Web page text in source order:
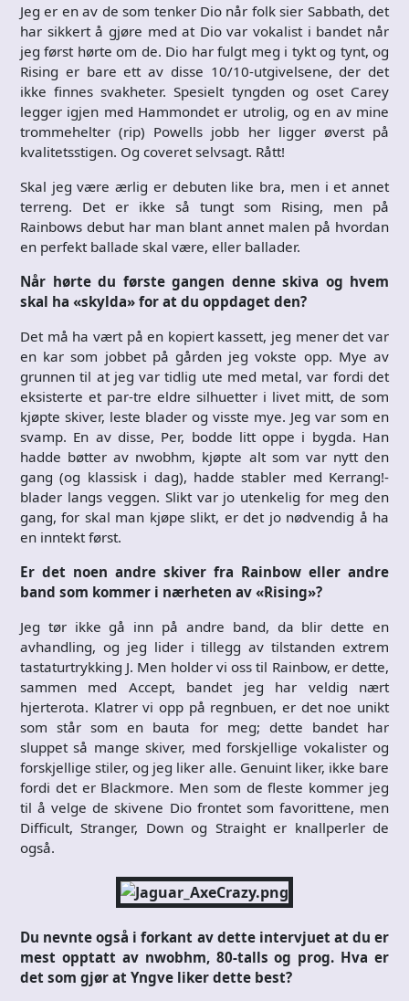
Jeg er en av de som tenker Dio når folk sier Sabbath, det
har sikkert å gjøre med at Dio var vokalist i bandet når
jeg først hørte om de. Dio har fulgt meg i tykt og tynt, og
Rising er bare ett av disse 10/10-utgivelsene, der det
ikke finnes svakheter. Spesielt tyngden og oset Carey
legger igjen med Hammondet er utrolig, og en av mine
trommehelter (rip) Powells jobb her ligger øverst på
kvalitetsstigen. Og coveret selvsagt. Rått!
Skal jeg være ærlig er debuten like bra, men i et annet
terreng. Det er ikke så tungt som Rising, men på
Rainbows debut har man blant annet malen på hvordan
en perfekt ballade skal være, eller ballader.
Når hørte du første gangen denne skiva og hvem
skal ha «skylda» for at du oppdaget den?
Det må ha vært på en kopiert kassett, jeg mener det var
en kar som jobbet på gården jeg vokste opp. Mye av
grunnen til at jeg var tidlig ute med metal, var fordi det
eksisterte et par-tre eldre silhuetter i livet mitt, de som
kjøpte skiver, leste blader og visste mye. Jeg var som en
svamp. En av disse, Per, bodde litt oppe i bygda. Han
hadde bøtter av nwobhm, kjøpte alt som var nytt den
gang (og klassisk i dag), hadde stabler med Kerrang!-
blader langs veggen. Slikt var jo utenkelig for meg den
gang, for skal man kjøpe slikt, er det jo nødvendig å ha
en inntekt først.
Er det noen andre skiver fra Rainbow eller andre
band som kommer i nærheten av «Rising»?
Jeg tør ikke gå inn på andre band, da blir dette en
avhandling, og jeg lider i tillegg av tilstanden extrem
tastaturtrykking J. Men holder vi oss til Rainbow, er dette,
sammen med Accept, bandet jeg har veldig nært
hjerterota. Klatrer vi opp på regnbuen, er det noe unikt
som står som en bauta for meg; dette bandet har
sluppet så mange skiver, med forskjellige vokalister og
forskjellige stiler, og jeg liker alle. Genuint liker, ikke bare
fordi det er Blackmore. Men som de fleste kommer jeg
til å velge de skivene Dio frontet som favorittene, men
Difficult, Stranger, Down og Straight er knallperler de
også.
Du nevnte også i forkant av dette intervjuet at du er
mest opptatt av nwobhm, 80-talls og prog. Hva er
det som gjør at Yngve liker dette best?